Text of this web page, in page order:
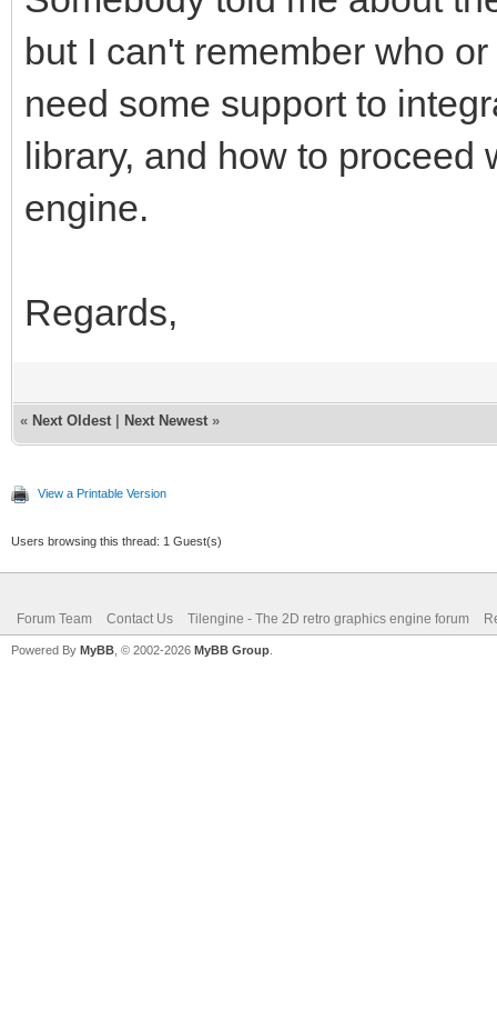
mover_fondo
mover_fondo -=
but I can't remember who
need some support to
library, and how to proceed
engine.
Regards,
« Next Oldest Next Newest »
View a Printable Version
Users browsing this thread: 1 Guest(s)
Forum Team Contact Us Tilengine - The 2D retro graphics engine forum
Powered By MyBB , © 2002-2026 MyBB Group